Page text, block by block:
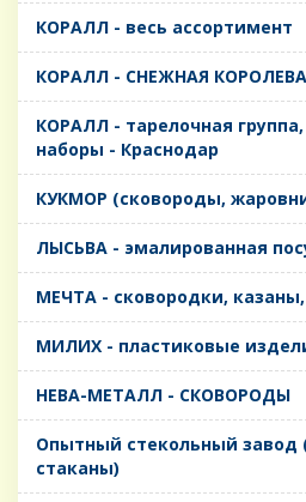
КОРАЛЛ - весь ассортимент
КОРАЛЛ - СНЕЖНАЯ КОРОЛЕВА
КОРАЛЛ - тарелочная
наборы - Краснодар
КУКМОР (сковороды,
ЛЫСЬВА - эмалированная
МЕЧТА - сковородки,
МИЛИХ - пластиковые
НЕВА-МЕТАЛЛ - СКОВОРОДЫ
Опытный стекольный завод
стаканы)